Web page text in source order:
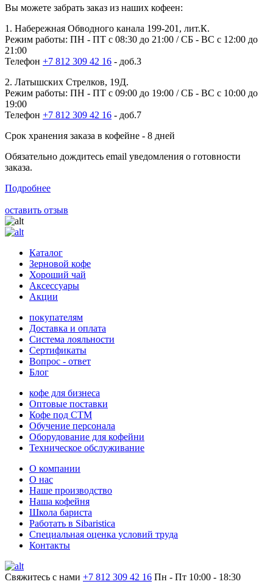
Вы можете забрать заказ из наших кофеен:
1. Набережная Обводного канала 199-201, лит.К.
Режим работы: ПН - ПТ с 08:30 до 21:00 / СБ - ВС с 12:00 до
21:00
Телефон +7 812 309 42 16 - доб.3
2. Латышских Стрелков, 19Д.
Режим работы: ПН - ПТ с 09:00 до 19:00 / СБ - ВС с 10:00 до
19:00
Телефон +7 812 309 42 16 - доб.7
Срок хранения заказа в кофейне - 8 дней
Обязательно дождитесь email уведомления о готовности
заказа.
Подробнее
оставить отзыв
Каталог
Зерновой кофе
Хороший чай
Аксессуары
Акции
покупателям
Доставка и оплата
Система лояльности
Сертификаты
Вопрос - ответ
Блог
кофе для бизнеса
Оптовые поставки
Кофе под СТМ
Обучение персонала
Оборудование для кофейни
Техническое обслуживание
О компании
О нас
Наше производство
Наша кофейня
Школа бариста
Работать в Sibaristica
Специальная оценка условий труда
Контакты
Свяжитесь с нами +7 812 309 42 16 Пн - Пт 10:00 - 18:30